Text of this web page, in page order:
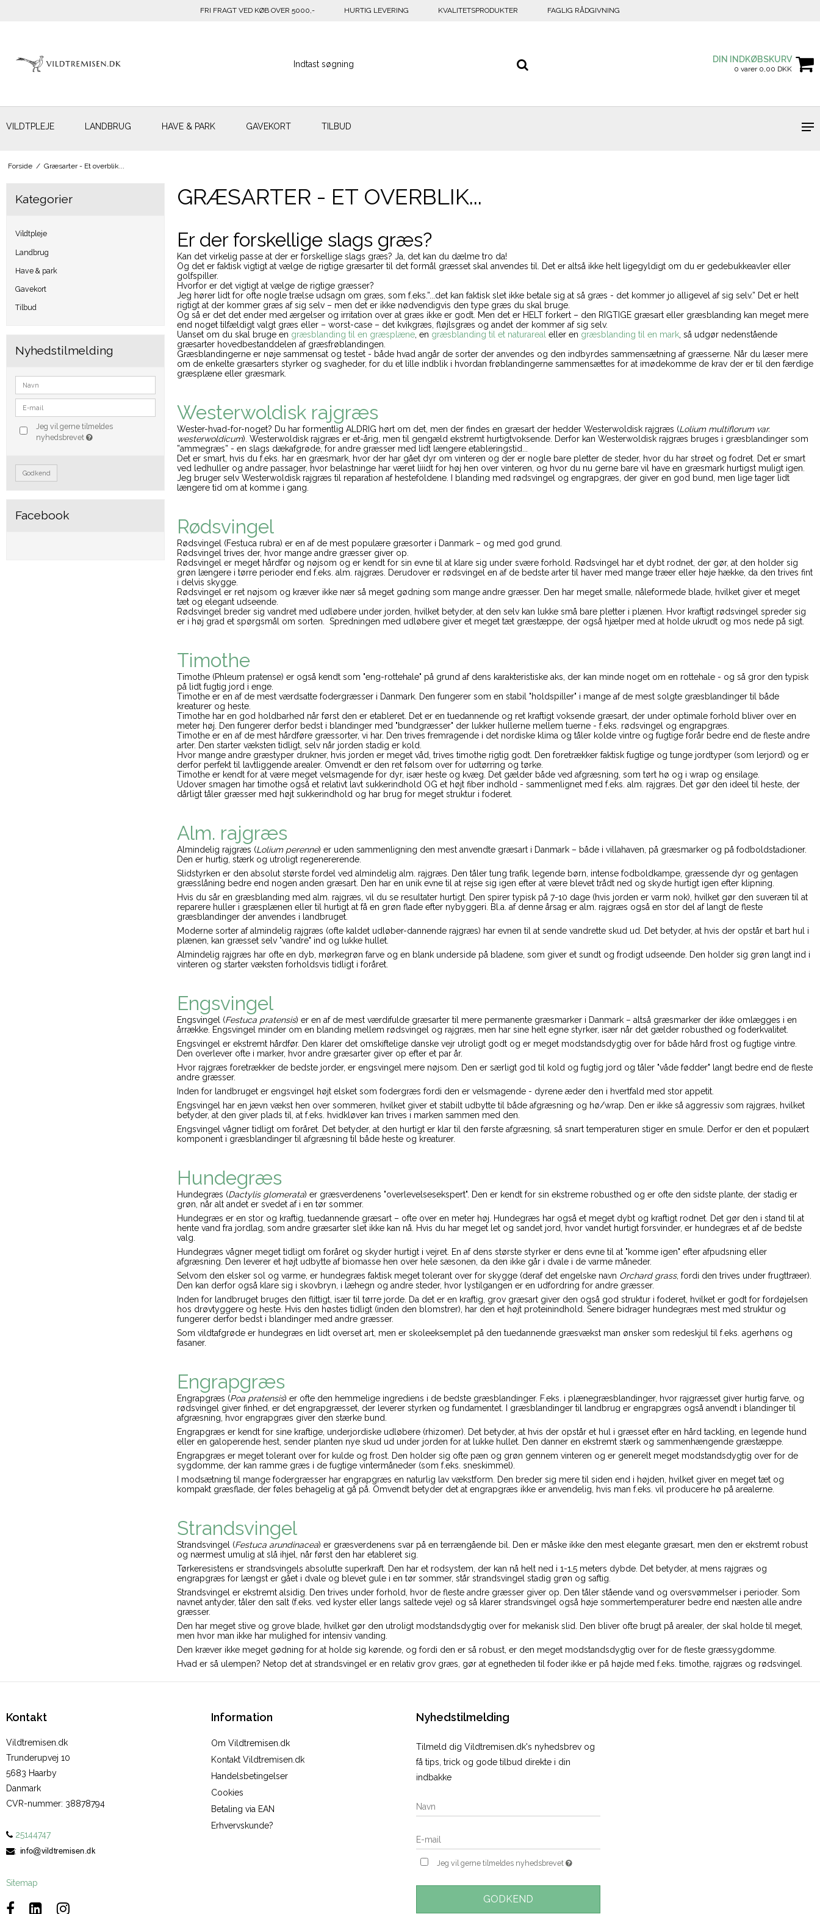
FRI FRAGT VED KØB OVER 5000,- HURTIG LEVERING KVALITETSPRODUKTER FAGLIG RÅDGIVNING
DIN INDKØBSKURV
0 varer 0,00 DKK
VILDTPLEJE LANDBRUG HAVE & PARK GAVEKORT TILBUD
Forside / Græsarter - Et overblik...
Kategorier
Vildtpleje
Landbrug
Have & park
Gavekort
Tilbud
Nyhedstilmelding
Jeg vil gerne tilmeldes
nyhedsbrevet
Godkend
Facebook
GRÆSARTER - ET OVERBLIK...
Er der forskellige slags græs?
Kan det virkelig passe at der er forskellige slags græs? Ja, det kan du dælme tro da!
Og det er faktisk vigtigt at vælge de rigtige græsarter til det formål græsset skal anvendes til. Det er altså ikke helt ligegyldigt om du er gedebukkeavler eller
golfspiller.
Hvorfor er det vigtigt at vælge de rigtige græsser?
Jeg hører lidt for ofte nogle trælse udsagn om græs, som f.eks.”...det kan faktisk slet ikke betale sig at så græs - det kommer jo alligevel af sig selv.” Det er helt
rigtigt at der kommer græs af sig selv – men det er ikke nødvendigvis den type græs du skal bruge.
Og så er det det ender med ærgelser og irritation over at græs ikke er godt. Men det er HELT forkert – den RIGTIGE græsart eller græsblanding kan meget mere
end noget tilfældigt valgt græs eller – worst-case – det kvikgræs, fløjlsgræs og andet der kommer af sig selv.
Uanset om du skal bruge en græsblanding til en græsplæne, en græsblanding til et naturareal eller en græsblanding til en mark, så udgør nedenstående
græsarter hovedbestanddelen af græsfrøblandingen.
Græsblandingerne er nøje sammensat og testet - både hvad angår de sorter der anvendes og den indbyrdes sammensætning af græsserne. Når du læser mere
om de enkelte græsarters styrker og svagheder, for du et lille indblik i hvordan frøblandingerne sammensættes for at imødekomme de krav der er til den færdige
græsplæne eller græsmark.
Westerwoldisk rajgræs
Wester-hvad-for-noget? Du har formentlig ALDRIG hørt om det, men der findes en græsart der hedder Westerwoldisk rajgræs (Lolium multiflorum var.
westerwoldicum). Westerwoldisk rajgræs er et-årig, men til gengæld ekstremt hurtigtvoksende. Derfor kan Westerwoldisk rajgræs bruges i græsblandinger som
”ammegræs” - en slags dækafgrøde, for andre græsser med lidt længere etableringstid...
Det er smart, hvis du f.eks. har en græsmark, hvor der har gået dyr om vinteren og der er nogle bare pletter de steder, hvor du har strøet og fodret. Det er smart
ved ledhuller og andre passager, hvor belastninge har været liiidt for høj hen over vinteren, og hvor du nu gerne bare vil have en græsmark hurtigst muligt igen.
Jeg bruger selv Westerwoldisk rajgræs til reparation af hestefoldene. I blanding med rødsvingel og engrapgræs, der giver en god bund, men lige tager lidt
længere tid om at komme i gang.
Rødsvingel
Rødsvingel (Festuca rubra) er en af de mest populære græsorter i Danmark – og med god grund.
Rødsvingel trives der, hvor mange andre græsser giver op.
Rødsvingel er meget hårdfør og nøjsom og er kendt for sin evne til at klare sig under svære forhold. Rødsvingel har et dybt rodnet, der gør, at den holder sig
grøn længere i tørre perioder end f.eks. alm. rajgræs. Derudover er rødsvingel en af de bedste arter til haver med mange træer eller høje hække, da den trives fint
i delvis skygge.
Rødsvingel er ret nøjsom og kræver ikke nær så meget gødning som mange andre græsser. Den har meget smalle, nåleformede blade, hvilket giver et meget
tæt og elegant udseende.
Rødsvingel breder sig vandret med udløbere under jorden, hvilket betyder, at den selv kan lukke små bare pletter i plænen. Hvor kraftigt rødsvingel spreder sig
er i høj grad et spørgsmål om sorten. Spredningen med udløbere giver et meget tæt græstæppe, der også hjælper med at holde ukrudt og mos nede på sigt.
Timothe
Timothe (Phleum pratense) er også kendt som "eng-rottehale" på grund af dens karakteristiske aks, der kan minde noget om en rottehale - og så gror den typisk
på lidt fugtig jord i enge.
Timothe er en af de mest værdsatte fodergræsser i Danmark. Den fungerer som en stabil "holdspiller" i mange af de mest solgte græsblandinger til både
kreaturer og heste.
Timothe har en god holdbarhed når først den er etableret. Det er en tuedannende og ret kraftigt voksende græsart, der under optimale forhold bliver over en
meter høj. Den fungerer derfor bedst i blandinger med "bundgræsser" der lukker hullerne mellem tuerne - f.eks. rødsvingel og engrapgræs.
Timothe er en af de mest hårdføre græssorter, vi har. Den trives fremragende i det nordiske klima og tåler kolde vintre og fugtige forår bedre end de fleste andre
arter. Den starter væksten tidligt, selv når jorden stadig er kold.
Hvor mange andre græstyper drukner, hvis jorden er meget våd, trives timothe rigtig godt. Den foretrækker faktisk fugtige og tunge jordtyper (som lerjord) og er
derfor perfekt til lavtliggende arealer. Omvendt er den ret følsom over for udtørring og tørke.
Timothe er kendt for at være meget velsmagende for dyr, især heste og kvæg. Det gælder både ved afgræsning, som tørt hø og i wrap og ensilage.
Udover smagen har timothe også et relativt lavt sukkerindhold OG et højt fiber indhold - sammenlignet med f.eks. alm. rajgræs. Det gør den ideel til heste, der
dårligt tåler græsser med højt sukkerindhold og har brug for meget struktur i foderet.
Alm. rajgræs
Almindelig rajgræs (Lolium perenne) er uden sammenligning den mest anvendte græsart i Danmark – både i villahaven, på græsmarker og på fodboldstadioner.
Den er hurtig, stærk og utroligt regenererende.
Slidstyrken er den absolut største fordel ved almindelig alm. rajgræs. Den tåler tung trafik, legende børn, intense fodboldkampe, græssende dyr og gentagen
græsslåning bedre end nogen anden græsart. Den har en unik evne til at rejse sig igen efter at være blevet trådt ned og skyde hurtigt igen efter klipning.
Hvis du sår en græsblanding med alm. rajgræs, vil du se resultater hurtigt. Den spirer typisk på 7-10 dage (hvis jorden er varm nok), hvilket gør den suveræn til at
reparere huller i græsplænen eller til hurtigt at få en grøn flade efter nybyggeri. Bl.a. af denne årsag er alm. rajgræs også en stor del af langt de fleste
græsblandinger der anvendes i landbruget.
Moderne sorter af almindelig rajgræs (ofte kaldet udløber-dannende rajgræs) har evnen til at sende vandrette skud ud. Det betyder, at hvis der opstår et bart hul i
plænen, kan græsset selv "vandre" ind og lukke hullet.
Almindelig rajgræs har ofte en dyb, mørkegrøn farve og en blank underside på bladene, som giver et sundt og frodigt udseende. Den holder sig grøn langt ind i
vinteren og starter væksten forholdsvis tidligt i foråret.
Engsvingel
Engsvingel (Festuca pratensis) er en af de mest værdifulde græsarter til mere permanente græsmarker i Danmark – altså græsmarker der ikke omlægges i en
årrække. Engsvingel minder om en blanding mellem rødsvingel og rajgræs, men har sine helt egne styrker, især når det gælder robusthed og foderkvalitet.
Engsvingel er ekstremt hårdfør. Den klarer det omskiftelige danske vejr utroligt godt og er meget modstandsdygtig over for både hård frost og fugtige vintre.
Den overlever ofte i marker, hvor andre græsarter giver op efter et par år.
Hvor rajgræs foretrækker de bedste jorder, er engsvingel mere nøjsom. Den er særligt god til kold og fugtig jord og tåler "våde fødder" langt bedre end de fleste
andre græsser.
Inden for landbruget er engsvingel højt elsket som fodergræs fordi den er velsmagende - dyrene æder den i hvertfald med stor appetit.
Engsvingel har en jævn vækst hen over sommeren, hvilket giver et stabilt udbytte til både afgræsning og hø/wrap. Den er ikke så aggressiv som rajgræs, hvilket
betyder, at den giver plads til, at f.eks. hvidkløver kan trives i marken sammen med den.
Engsvingel vågner tidligt om foråret. Det betyder, at den hurtigt er klar til den første afgræsning, så snart temperaturen stiger en smule. Derfor er den et populært
komponent i græsblandinger til afgræsning til både heste og kreaturer.
Hundegræs
Hundegræs (Dactylis glomerata) er græsverdenens "overlevelsesekspert". Den er kendt for sin ekstreme robusthed og er ofte den sidste plante, der stadig er
grøn, når alt andet er svedet af i en tør sommer.
Hundegræs er en stor og kraftig, tuedannende græsart – ofte over en meter høj. Hundegræs har også et meget dybt og kraftigt rodnet. Det gør den i stand til at
hente vand fra jordlag, som andre græsarter slet ikke kan nå. Hvis du har meget let og sandet jord, hvor vandet hurtigt forsvinder, er hundegræs et af de bedste
valg.
Hundegræs vågner meget tidligt om foråret og skyder hurtigt i vejret. En af dens største styrker er dens evne til at "komme igen" efter afpudsning eller
afgræsning. Den leverer et højt udbytte af biomasse hen over hele sæsonen, da den ikke går i dvale i de varme måneder.
Selvom den elsker sol og varme, er hundegræs faktisk meget tolerant over for skygge (deraf det engelske navn Orchard grass, fordi den trives under frugttræer).
Den kan derfor også klare sig i skovbryn, i læhegn og andre steder, hvor lystilgangen er en udfordring for andre græsser.
Inden for landbruget bruges den flittigt, især til tørre jorde. Da det er en kraftig, grov græsart giver den også god struktur i foderet, hvilket er godt for fordøjelsen
hos drøvtyggere og heste. Hvis den høstes tidligt (inden den blomstrer), har den et højt proteinindhold. Senere bidrager hundegræs mest med struktur og
fungerer derfor bedst i blandinger med andre græsser.
Som vildtafgrøde er hundegræs en lidt overset art, men er skoleeksemplet på den tuedannende græsvækst man ønsker som redeskjul til f.eks. agerhøns og
fasaner.
Engrapgræs
Engrapgræs (Poa pratensis) er ofte den hemmelige ingrediens i de bedste græsblandinger. F.eks. i plænegræsblandinger, hvor rajgræsset giver hurtig farve, og
rødsvingel giver finhed, er det engrapgræsset, der leverer styrken og fundamentet. I græsblandinger til landbrug er engrapgræs også anvendt i blandinger til
afgræsning, hvor engrapgræs giver den stærke bund.
Engrapgræs er kendt for sine kraftige, underjordiske udløbere (rhizomer). Det betyder, at hvis der opstår et hul i græsset efter en hård tackling, en legende hund
eller en galoperende hest, sender planten nye skud ud under jorden for at lukke hullet. Den danner en ekstremt stærk og sammenhængende græstæppe.
Engrapgræs er meget tolerant over for kulde og frost. Den holder sig ofte pæn og grøn gennem vinteren og er generelt meget modstandsdygtig over for de
sygdomme, der kan ramme græs i de fugtige vintermåneder (som f.eks. sneskimmel).
I modsætning til mange fodergræsser har engrapgræs en naturlig lav vækstform. Den breder sig mere til siden end i højden, hvilket giver en meget tæt og
kompakt græsflade, der føles behagelig at gå på. Omvendt betyder det at engrapgræs ikke er anvendelig, hvis man f.eks. vil producere hø på arealerne.
Strandsvingel
Strandsvingel (Festuca arundinacea) er græsverdenens svar på en terrængående bil. Den er måske ikke den mest elegante græsart, men den er ekstremt robust
og nærmest umulig at slå ihjel, når først den har etableret sig.
Tørkeresistens er strandsvingels absolutte superkraft. Den har et rodsystem, der kan nå helt ned i 1-1,5 meters dybde. Det betyder, at mens rajgræs og
engrapgræs for længst er gået i dvale og blevet gule i en tør sommer, står strandsvingel stadig grøn og saftig.
Strandsvingel er ekstremt alsidig. Den trives under forhold, hvor de fleste andre græsser giver op. Den tåler stående vand og oversvømmelser i perioder. Som
navnet antyder, tåler den salt (f.eks. ved kyster eller langs saltede veje) og så klarer strandsvingel også høje sommertemperaturer bedre end næsten alle andre
græsser.
Den har meget stive og grove blade, hvilket gør den utroligt modstandsdygtig over for mekanisk slid. Den bliver ofte brugt på arealer, der skal holde til meget,
men hvor man ikke har mulighed for intensiv vanding.
Den kræver ikke meget gødning for at holde sig kørende, og fordi den er så robust, er den meget modstandsdygtig over for de fleste græssygdomme.
Hvad er så ulempen? Netop det at strandsvingel er en relativ grov græs, gør at egnetheden til foder ikke er på højde med f.eks. timothe, rajgræs og rødsvingel.
Kontakt
Vildtremisen.dk
Trunderupvej 10
5683 Haarby
Danmark
CVR-nummer: 38878794
25144747
:
Sitemap
Information
Om Vildtremisen.dk
Kontakt Vildtremisen.dk
Handelsbetingelser
Cookies
Betaling via EAN
Erhvervskunde?
Nyhedstilmelding
Tilmeld dig Vildtremisen.dk's nyhedsbrev og
få tips, trick og gode tilbud direkte i din
indbakke
Jeg vil gerne tilmeldes nyhedsbrevet
GODKEND